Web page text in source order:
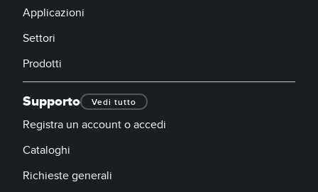
Applicazioni
Settori
Prodotti
Supporto Vedi tutto
Registra un account o accedi
Cataloghi
Richieste generali